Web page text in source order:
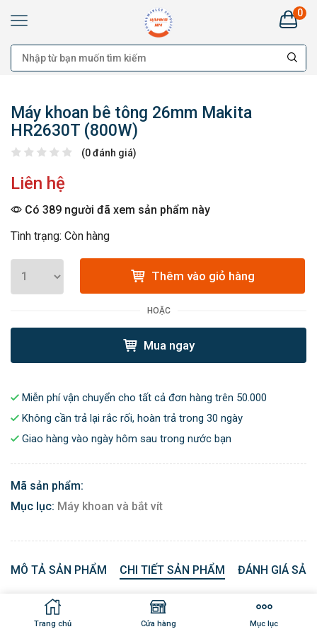
0
Trang chủ Cửa hàng Mục lục
Máy khoan bê tông 26mm Makita
HR2630T (800W)
(0 đánh giá)
Liên hệ
Có 389 người đã xem sản phẩm này
Tình trạng: Còn hàng
Thêm vào giỏ hàng
HOẶC
Mua ngay
Miễn phí vận chuyển cho tất cả đơn hàng trên 50.000
Không cần trả lại rắc rối, hoàn trả trong 30 ngày
Giao hàng vào ngày hôm sau trong nước bạn
Mã sản phẩm:
Mục lục: Máy khoan và bắt vít
MÔ TẢ SẢN PHẨM CHI TIẾT SẢN PHẨM ĐÁNH GIÁ
Máy khoan búa Makita HR2630T có công suất làm việc
800W, khoan bê tông tối đa 26mm, chọn trước 3 chế độ làm